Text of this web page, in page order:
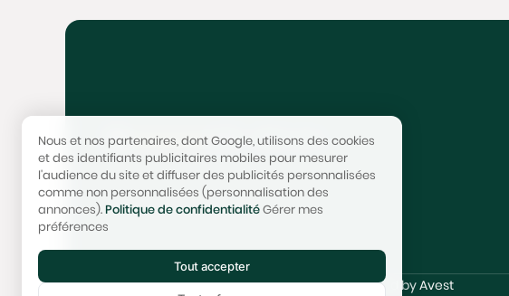
4,9/5 - 300+ avis
© 2017-2025 STONEO | Tech & Website powered byAvest
Nous et nos partenaires, dont Google, utilisons des cookies
et des identifiants publicitaires mobiles pour mesurer
l'audience du site et diffuser des publicités personnalisées
comme non personnalisées (personnalisation des
annonces).Politique de confidentialitéGérer mes
préférences
Tout accepter